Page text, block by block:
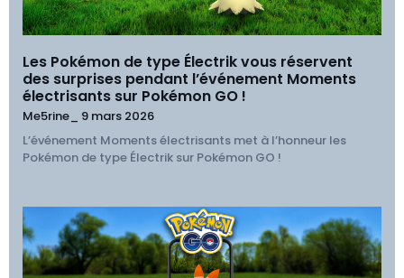
Les Pokémon de type Électrik vous réservent
des surprises pendant l’événement Moments
électrisants sur Pokémon GO !
Me5rine_ 9 mars 2026
L’événement Moments électrisants met à l’honneur les
Pokémon de type Électrik sur Pokémon GO !